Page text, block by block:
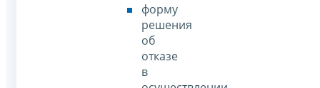
форму
решения
об
отказе
в